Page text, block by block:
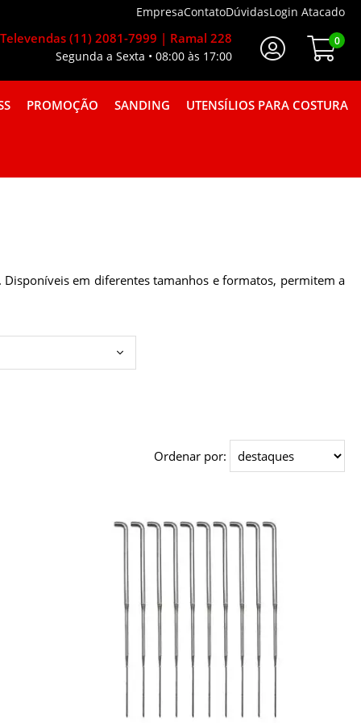
EmpresaContatoDúvidasLogin Atacado
PROMOÇÃO SANDING UTENSÍLIOS PARA COSTURA
Televendas (11) 2081-7999 | Ramal 228
Segunda a Sexta • 08:00 às 17:00
0
Disponíveis em diferentes tamanhos e formatos, permitem a
Ordenar por: